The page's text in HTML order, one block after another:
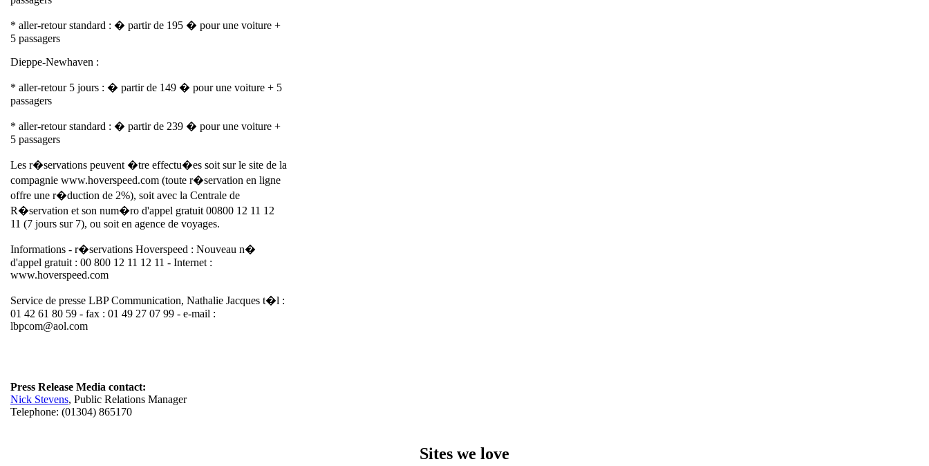
* aller-retour standard : � partir de 195 � pour une voiture +
5 passagers
Dieppe-Newhaven :
* aller-retour 5 jours : � partir de 149 � pour une voiture + 5
passagers
* aller-retour standard : � partir de 239 � pour une voiture +
5 passagers
Les r�servations peuvent �tre effectu�es soit sur le site de la
compagnie www.hoverspeed.com (toute r�servation en ligne
offre une r�duction de 2%), soit avec la Centrale de
R�servation et son num�ro d'appel gratuit 00800 12 11 12
11 (7 jours sur 7), ou soit en agence de voyages.
Informations - r�servations Hoverspeed : Nouveau n�
d'appel gratuit : 00 800 12 11 12 11 - Internet :
www.hoverspeed.com
Service de presse LBP Communication, Nathalie Jacques t�l :
01 42 61 80 59 - fax : 01 49 27 07 99 - e-mail :
lbpcom@aol.com
Press Release Media contact:
Nick Stevens, Public Relations Manager
Telephone: (01304) 865170
Sites we love